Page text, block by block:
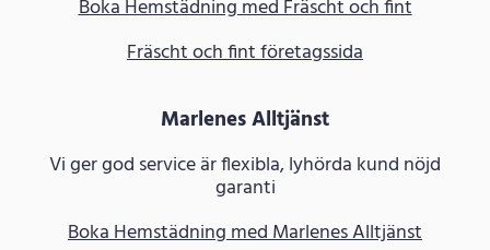
Boka Hemstädning med Fräscht och fint
Fräscht och fint företagssida
Marlenes Alltjänst
Vi ger god service är flexibla, lyhörda kund nöjd
garanti
Boka Hemstädning med Marlenes Alltjänst